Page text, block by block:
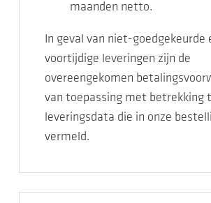
maanden netto.
In geval van niet-goedgekeurde
voortijdige leveringen zijn de
overeengekomen
van toepassing met betrekking
leveringsdata die in onze
vermeld.